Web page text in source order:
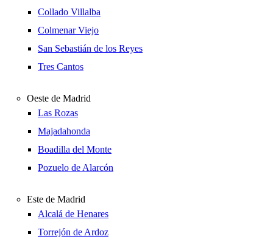
Collado Villalba
Colmenar Viejo
San Sebastián de los Reyes
Tres Cantos
Oeste de Madrid
Las Rozas
Majadahonda
Boadilla del Monte
Pozuelo de Alarcón
Este de Madrid
Alcalá de Henares
Torrejón de Ardoz